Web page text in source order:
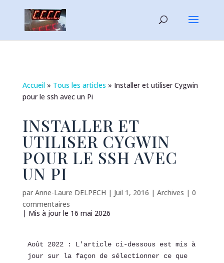
Accueil» Tous les articles » Installer et utiliser Cygwin
pour le ssh avec un Pi
INSTALLER ET
UTILISER CYGWIN
POUR LE SSH AVEC
UN PI
par Anne-Laure DELPECH | Juil 1, 2016 | Archives | 0
commentaires
| Mis à jour le 16 mai 2026
Août 2022 : L'article ci-dessous est mis à
jour sur la façon de sélectionner ce que